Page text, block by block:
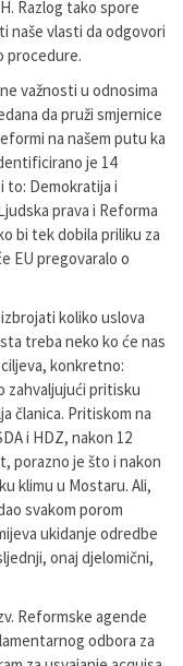
Razlog tako spore
naše vlasti da odgovori
procedure.
važnosti u odnosima
da pruži smjernice
na našem putu ka
je 14
Demokratija i
prava i Reforma
bi tek dobila priliku za
EU pregovaralo o
koliko uslova
treba neko ko će nas
konkretno:
zahvaljujući pritisku
članica. Pritiskom na
i HDZ, nakon 12
porazno je što i nakon
klimu u Mostaru. Ali,
svakom porom
ukidanje odredbe
onaj djelomični,
Reformske agende
odbora za